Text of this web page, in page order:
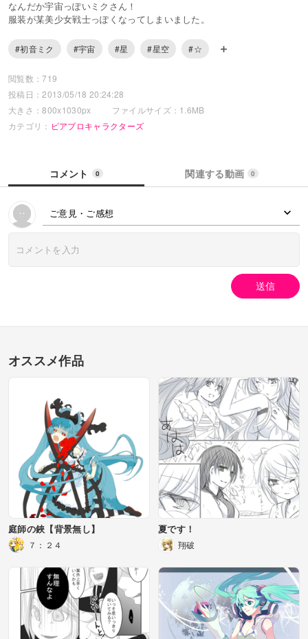
なんだか宇宙っぽいミクさん！
服装が某美少女戦士っぽくなってしまいました。
#初音ミク #宇宙 #星 #星空 #☆
閲覧数：719
投稿日：2013/05/18 20:24:28
大きさ：800x1030px
ファイルサイズ：1.6MB
カテゴリ： ピアプロキャラクターズ
コメント 0 関連する動画 0
ご意見・ご感想
送信
オススメ作品
庭師の鋏【背景無し】
７：２４
夏です！
翔破